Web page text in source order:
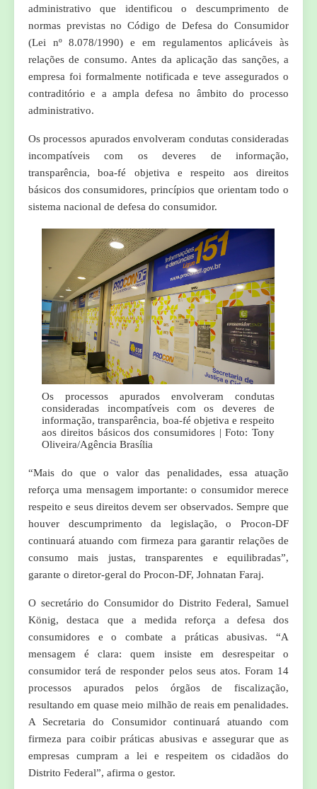
administrativo que identificou o descumprimento de
normas previstas no Código de Defesa do Consumidor
(Lei nº 8.078/1990) e em regulamentos aplicáveis às
relações de consumo. Antes da aplicação das sanções, a
empresa foi formalmente notificada e teve assegurados o
contraditório e a ampla defesa no âmbito do processo
administrativo.
Os processos apurados envolveram condutas consideradas
incompatíveis com os deveres de informação,
transparência, boa-fé objetiva e respeito aos direitos
básicos dos consumidores, princípios que orientam todo o
sistema nacional de defesa do consumidor.
Os processos apurados envolveram condutas
consideradas incompatíveis com os deveres de
informação, transparência, boa-fé objetiva e respeito
aos direitos básicos dos consumidores | Foto: Tony
Oliveira/Agência Brasília
“Mais do que o valor das penalidades, essa atuação
reforça uma mensagem importante: o consumidor merece
respeito e seus direitos devem ser observados. Sempre que
houver descumprimento da legislação, o Procon-DF
continuará atuando com firmeza para garantir relações de
consumo mais justas, transparentes e equilibradas”,
garante o diretor-geral do Procon-DF, Johnatan Faraj.
O secretário do Consumidor do Distrito Federal, Samuel
König, destaca que a medida reforça a defesa dos
consumidores e o combate a práticas abusivas. “A
mensagem é clara: quem insiste em desrespeitar o
consumidor terá de responder pelos seus atos. Foram 14
processos apurados pelos órgãos de fiscalização,
resultando em quase meio milhão de reais em penalidades.
A Secretaria do Consumidor continuará atuando com
firmeza para coibir práticas abusivas e assegurar que as
empresas cumpram a lei e respeitem os cidadãos do
Distrito Federal”, afirma o gestor.